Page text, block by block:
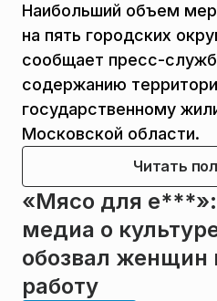
Наибольший объем
на пять городских
сообщает пресс-
содержанию
государственному
Московской области.
Читать
«Мясо для е***»:
медиа о
обозвал женщин
работу